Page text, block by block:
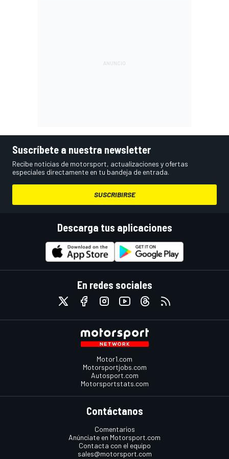
Suscríbete a nuestra newsletter
Recibe noticias de motorsport, actualizaciones y ofertas
especiales directamente en tu bandeja de entrada.
SUSCRIBIRSE
Descarga tus aplicaciones
En redes sociales
Motor1.com
Motorsportjobs.com
Autosport.com
Motorsportstats.com
Contáctanos
Comentarios
Anúnciate en Motorsport.com
Contacta con el equipo
sales@motorsport.com